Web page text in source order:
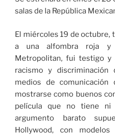
salas de la República
El miércoles 19 de
a una alfombra roja
Metropolitan, fui testigo
racismo y
medios de comunicación
mostrarse como buenos
película que no tiene ni
argumento barato
Hollywood, con